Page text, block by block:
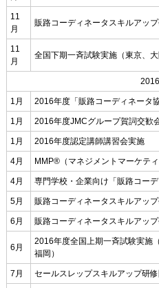
11
月
販路コーディネータスキルアッ
11
月
全国下期一斉試験実施（東京、大
1月 2016年度「販路コーディネータ
1月 2016年度JMCグループ賀詞交歓
1月 2016年度認定講師講習会実施
4月 MMP®（マネジメントマーケテ
4月 専門学校・企業向け「販路コー
5月 販路コーディネータスキルアッ
6月 販路コーディネータスキルアッ
6月
2016年度全国上期一斉試験実施
福岡）
7月 セールスレップスキルアップ研